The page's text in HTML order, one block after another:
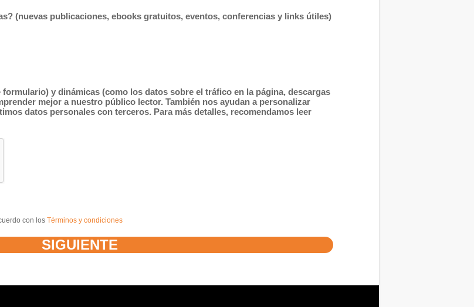
(nuevas publicaciones, ebooks gratuitos, eventos, conferencias y links útiles)
y dinámicas (como los datos sobre el tráfico en la página, descargas
mejor a nuestro público lector. También nos ayudan a personalizar
datos personales con terceros. Para más detalles, recomendamos leer
con los Términos y condiciones